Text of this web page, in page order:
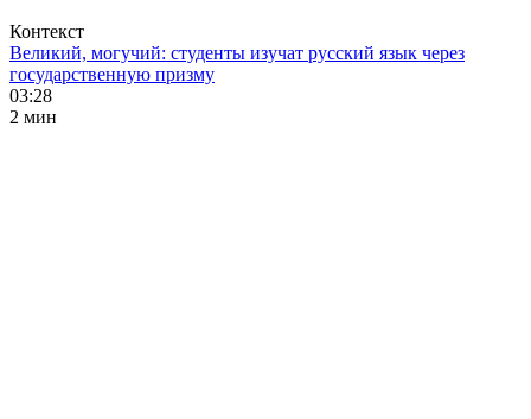
Контекст
Великий, могучий: студенты изучат русский язык через
государственную призму
03:28
2 мин